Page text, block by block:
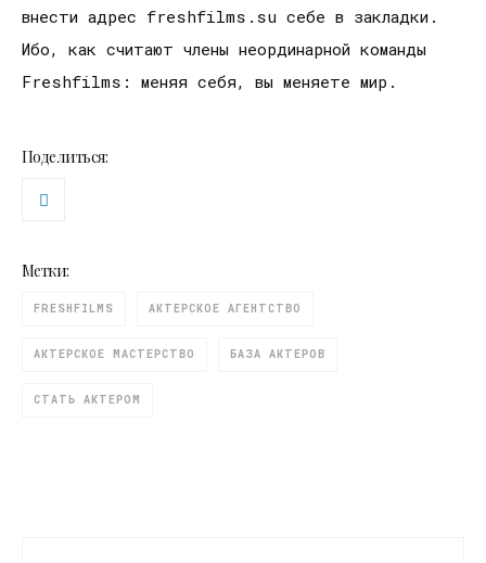
внести адрес freshfilms.su себе в закладки.
Ибо, как считают члены неординарной команды
Freshfilms: меняя себя, вы меняете мир.
Поделиться:
Метки:
FRESHFILMS АКТЕРСКОЕ АГЕНТСТВО
АКТЕРСКОЕ МАСТЕРСТВО БАЗА АКТЕРОВ
СТАТЬ АКТЕРОМ